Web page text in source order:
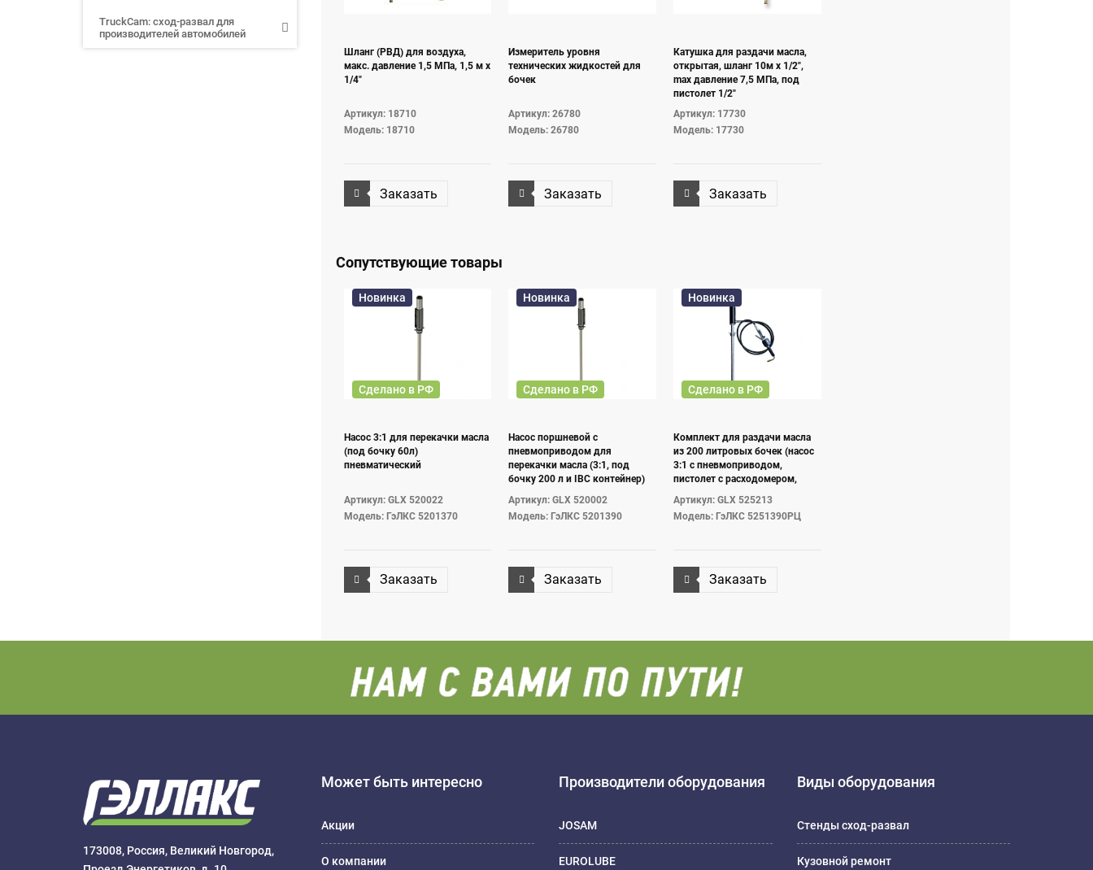
TruckCam: сход-развал для
производителей автомобилей
Шланг (РВД) для воздуха,
макс. давление 1,5 МПа, 1,5 м х
1/4"
Артикул: 18710
Модель: 18710
Заказать
Измеритель уровня
технических жидкостей для
бочек
Артикул: 26780
Модель: 26780
Заказать
Катушка для раздачи масла,
открытая, шланг 10м х 1/2",
max давление 7,5 МПа, под
пистолет 1/2"
Артикул: 17730
Модель: 17730
Заказать
Сопутствующие товары
Новинка
Сделано в РФ
Насос 3:1 для перекачки масла
(под бочку 60л)
пневматический
Артикул: GLX 520022
Модель: ГэЛКС 5201370
Заказать
Новинка
Сделано в РФ
Насос поршневой с
пневмоприводом для
перекачки масла (3:1, под
бочку 200 л и IBC контейнер)
Артикул: GLX 520002
Модель: ГэЛКС 5201390
Заказать
Новинка
Сделано в РФ
Комплект для раздачи масла
из 200 литровых бочек (насос
3:1 с пневмоприводом,
пистолет с расходомером,
Артикул: GLX 525213
Модель: ГэЛКС 5251390РЦ
Заказать
173008, Россия, Великий Новгород,
Может быть интересно
Акции
О компании
Производители оборудования
JOSAM
EUROLUBE
Виды оборудования
Стенды сход-развал
Кузовной ремонт